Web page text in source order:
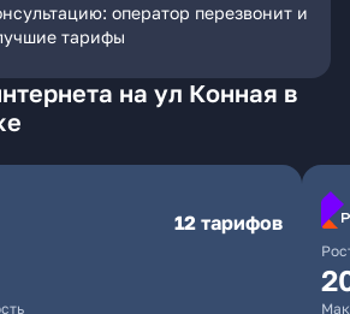
оператор перезвонит и
тарифы
на ул Конная в
12 тарифов